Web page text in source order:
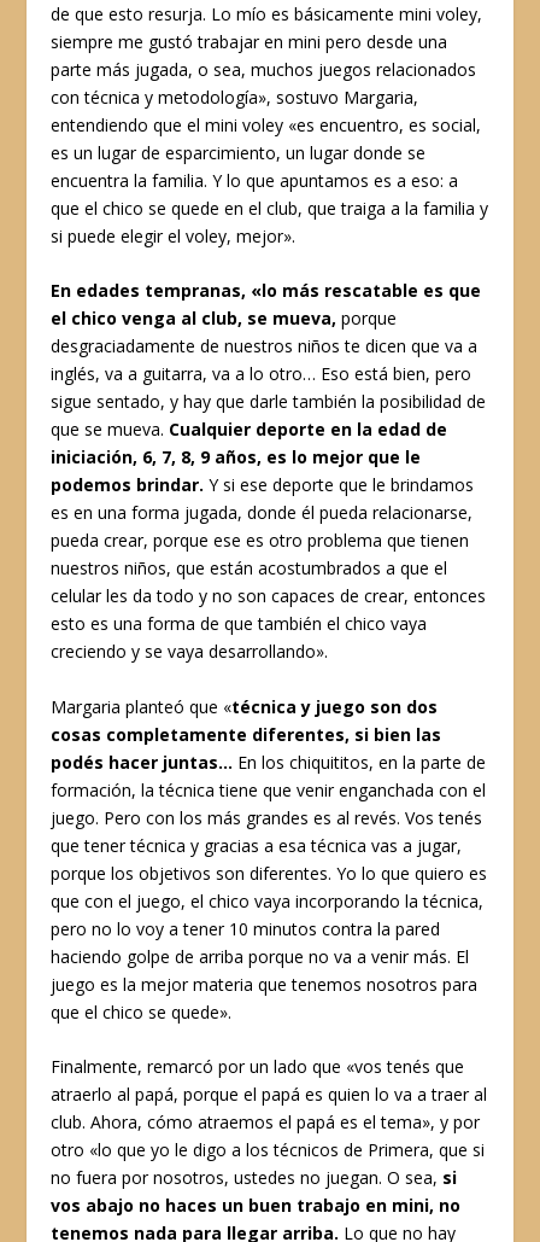
de que esto resurja. Lo mío es básicamente mini voley,
siempre me gustó trabajar en mini pero desde una
parte más jugada, o sea, muchos juegos relacionados
con técnica y metodología», sostuvo Margaria,
entendiendo que el mini voley «es encuentro, es social,
es un lugar de esparcimiento, un lugar donde se
encuentra la familia. Y lo que apuntamos es a eso: a
que el chico se quede en el club, que traiga a la familia y
si puede elegir el voley, mejor».
En edades tempranas, «lo más rescatable es que
el chico venga al club, se mueva, porque
desgraciadamente de nuestros niños te dicen que va a
inglés, va a guitarra, va a lo otro… Eso está bien, pero
sigue sentado, y hay que darle también la posibilidad de
que se mueva. Cualquier deporte en la edad de
iniciación, 6, 7, 8, 9 años, es lo mejor que le
podemos brindar. Y si ese deporte que le brindamos
es en una forma jugada, donde él pueda relacionarse,
pueda crear, porque ese es otro problema que tienen
nuestros niños, que están acostumbrados a que el
celular les da todo y no son capaces de crear, entonces
esto es una forma de que también el chico vaya
creciendo y se vaya desarrollando».
Margaria planteó que «técnica y juego son dos
cosas completamente diferentes, si bien las
podés hacer juntas… En los chiquititos, en la parte de
formación, la técnica tiene que venir enganchada con el
juego. Pero con los más grandes es al revés. Vos tenés
que tener técnica y gracias a esa técnica vas a jugar,
porque los objetivos son diferentes. Yo lo que quiero es
que con el juego, el chico vaya incorporando la técnica,
pero no lo voy a tener 10 minutos contra la pared
haciendo golpe de arriba porque no va a venir más. El
juego es la mejor materia que tenemos nosotros para
que el chico se quede».
Finalmente, remarcó por un lado que «vos tenés que
atraerlo al papá, porque el papá es quien lo va a traer al
club. Ahora, cómo atraemos el papá es el tema», y por
otro «lo que yo le digo a los técnicos de Primera, que si
no fuera por nosotros, ustedes no juegan. O sea, si
vos abajo no haces un buen trabajo en mini, no
tenemos nada para llegar arriba. Lo que no hay